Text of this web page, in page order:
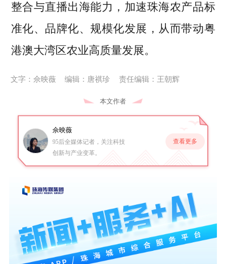
整合与直播出海能力，加速珠海农产品标
准化、品牌化、规模化发展，从而带动粤
港澳大湾区农业高质量发展。
文字：佘映薇 编辑：唐祺珍 责任编辑：王朝辉
本文作者
佘映薇
95后全媒体记者，关注科技
创新与产业变革。
查看更多